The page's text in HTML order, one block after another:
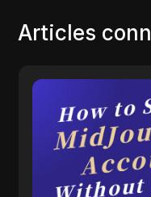
Articles